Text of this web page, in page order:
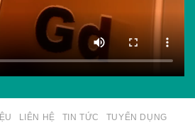
LIÊN HỆ TIN TỨC TUYỂN DỤNG